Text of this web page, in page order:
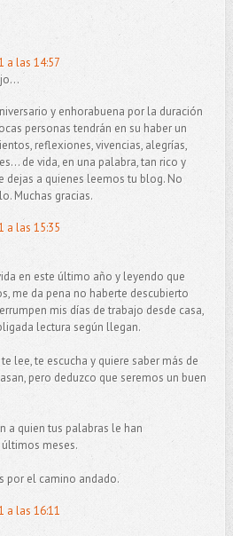
a las 14:57
y enhorabuena por la duración
personas tendrán en su haber un
reflexiones, vivencias, alegrías,
de vida, en una palabra, tan rico y
dejas a quienes leemos tu blog. No
Muchas gracias.
a las 15:35
en este último año y leyendo que
me da pena no haberte descubierto
mis días de trabajo desde casa,
lectura según llegan.
lee, te escucha y quiere saber más de
pero deduzco que seremos un buen
a quien tus palabras le han
meses.
por el camino andado.
a las 16:11